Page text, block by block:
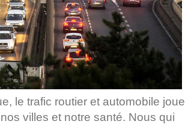
le trafic routier et automobile joue
villes et notre santé. Nous qui